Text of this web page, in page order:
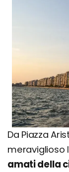
Da Piazza
meraviglioso
amati della